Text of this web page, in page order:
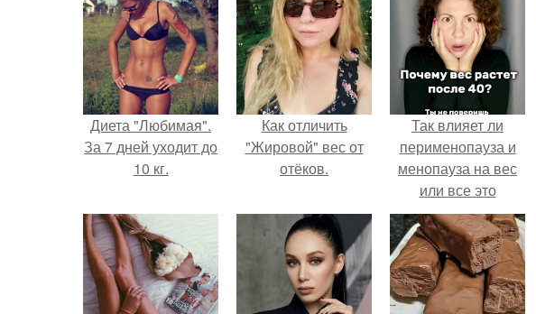
Диета "Любимая".
За 7 дней уходит до
10 кг.
Как отличить
"Жировой" вес от
отёков.
Так влияет ли
перименопауза и
менопауза на вес
или все это
ерунда?